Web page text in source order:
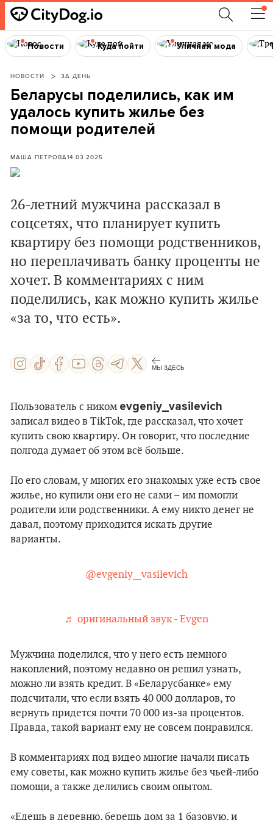
Новости Куда пойти Уличная мода
НОВОСТИ ЗА ДЕНЬ
Беларусы поделились, как им
удалось купить жилье без
помощи родителей
МАША ПЕТРОВА14.03.2025
26-летний мужчина рассказал в
соцсетях, что планирует купить
квартиру без помощи родственников,
но переплачивать банку проценты не
хочет. В комментариях с ним
поделились, как можно купить жилье
«за то, что есть».
МЫ ЗДЕСЬ
Пользователь с ником evgeniy_vasilevich
записал видео в TikTok, где рассказал, что хочет
купить свою квартиру. Он говорит, что последние
полгода думает об этом всё больше.
По его словам, у многих его знакомых уже есть свое
жилье, но купили они его не сами – им помогли
родители или родственники. А ему никто денег не
давал, поэтому приходится искать другие
варианты.
@evgeniy__vasilevich
♬ оригинальный звук - Evgen
Мужчина поделился, что у него есть немного
накоплений, поэтому недавно он решил узнать,
можно ли взять кредит. В «Беларусбанке» ему
подсчитали, что если взять 40 000 долларов, то
вернуть придется почти 70 000 из-за процентов.
Правда, такой вариант ему не совсем понравился.
В комментариях под видео многие начали писать
ему советы, как можно купить жилье без чьей-либо
помощи, а также делились своим опытом.
«Едешь в деревню, берешь дом за 1 базовую, и